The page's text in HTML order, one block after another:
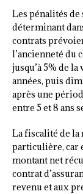
Les pénalités
déterminant
contrats
l’ancienneté du
jusqu’à 5% de
années, puis
après une
entre 5 et 8 ans
La fiscalité de
particulière, car
montant net
contrat
revenu et aux